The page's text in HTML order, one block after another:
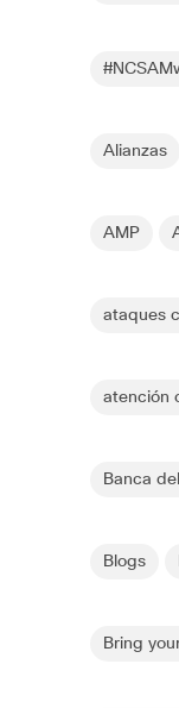
Alianzas
AMP
ataques
atención
Banca
Blogs
Bring